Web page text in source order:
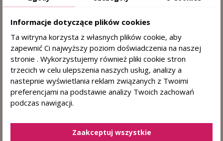
15 lat doświadczenia w trychologii
Sprawdzone przez trychologa
DERMOKOSMETYKI DO WŁOSÓW I SKÓRY
+48 884 330 722(pn. - pt. 8:00 - 15:00)
sklep@centrumzdrowegowlosa.pl
Informacje dotyczące plików cookies
Ta witryna korzysta z własnych plików cookie, aby
zapewnić Ci najwyższy poziom doświadczenia na naszej
stronie . Wykorzystujemy również pliki cookie stron
trzecich w celu ulepszenia naszych usług, analizy a
nastepnie wyświetlania reklam związanych z Twoimi
preferencjami na podstawie analizy Twoich zachowań
podczas nawigacji.
Zaakceptuj wszystkie